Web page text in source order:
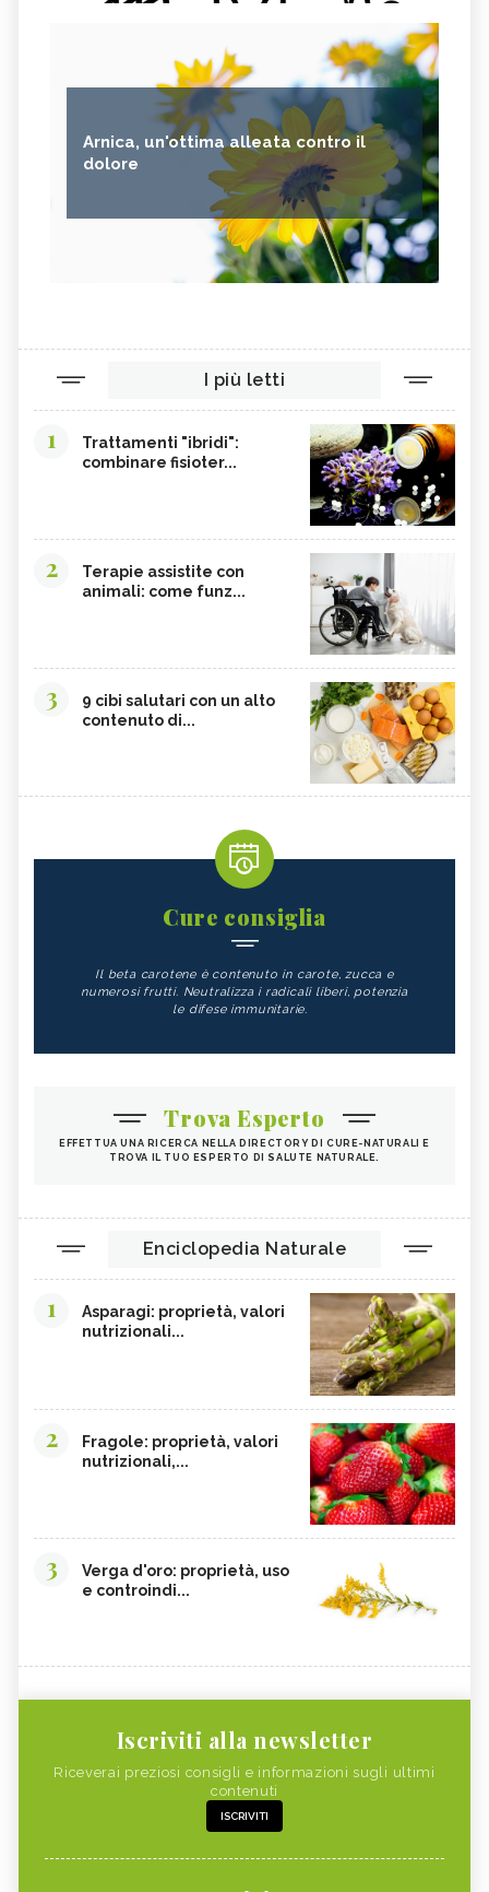
Arnica, un'ottima alleata contro il
dolore
I più letti
1
Trattamenti "ibridi":
combinare fisioter...
2
Terapie assistite con
animali: come funz...
3
9 cibi salutari con un alto
contenuto di...
Cure consiglia
Il beta carotene è contenuto in carote, zucca e
numerosi frutti. Neutralizza i radicali liberi, potenzia
le difese immunitarie.
Trova Esperto
EFFETTUA UNA RICERCA NELLA DIRECTORY DI CURE-NATURALI E
TROVA IL TUO ESPERTO DI SALUTE NATURALE.
Enciclopedia Naturale
1
Asparagi: proprietà, valori
nutrizionali...
2
Fragole: proprietà, valori
nutrizionali,...
3
Verga d'oro: proprietà, uso
e controindi...
Iscriviti alla newsletter
Riceverai preziosi consigli e informazioni sugli ultimi
contenuti
ISCRIVITI